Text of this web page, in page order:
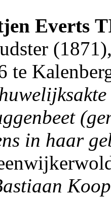
Everts
te
in haar